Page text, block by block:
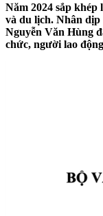
Năm 2024 sắp khép
và du lịch. Nhân
Nguyễn Văn Hùng
chức, người lao